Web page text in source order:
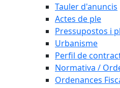
Tauler d'anuncis
Actes de ple
Pressupostos i
Urbanisme
Perfil de
Normativa /
Ordenances